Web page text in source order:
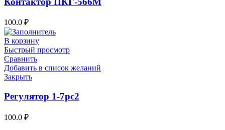
100.0 ₽
В корзину
Быстрый просмотр
Сравнить
Добавить в список желаний
Закрыть
Регулятор 1-7рс2
100.0 ₽